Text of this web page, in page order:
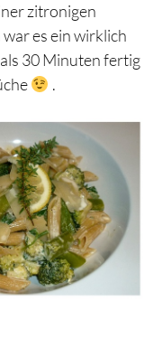
zitronigen
es ein wirklich
30 Minuten fertig
.